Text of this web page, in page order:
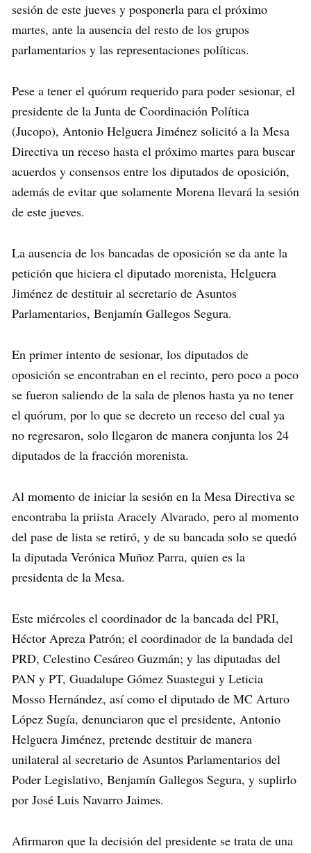
sesión de este jueves y posponerla para el próximo
martes, ante la ausencia del resto de los grupos
parlamentarios y las representaciones políticas.
Pese a tener el quórum requerido para poder sesionar, el
presidente de la Junta de Coordinación Política
(Jucopo), Antonio Helguera Jiménez solicitó a la Mesa
Directiva un receso hasta el próximo martes para buscar
acuerdos y consensos entre los diputados de oposición,
además de evitar que solamente Morena llevará la sesión
de este jueves.
La ausencia de los bancadas de oposición se da ante la
petición que hiciera el diputado morenista, Helguera
Jiménez de destituir al secretario de Asuntos
Parlamentarios, Benjamín Gallegos Segura.
En primer intento de sesionar, los diputados de
oposición se encontraban en el recinto, pero poco a poco
se fueron saliendo de la sala de plenos hasta ya no tener
el quórum, por lo que se decreto un receso del cual ya
no regresaron, solo llegaron de manera conjunta los 24
diputados de la fracción morenista.
Al momento de iniciar la sesión en la Mesa Directiva se
encontraba la priista Aracely Alvarado, pero al momento
del pase de lista se retiró, y de su bancada solo se quedó
la diputada Verónica Muñoz Parra, quien es la
presidenta de la Mesa.
Este miércoles el coordinador de la bancada del PRI,
Héctor Apreza Patrón; el coordinador de la bandada del
PRD, Celestino Cesáreo Guzmán; y las diputadas del
PAN y PT, Guadalupe Gómez Suastegui y Leticia
Mosso Hernández, así como el diputado de MC Arturo
López Sugía, denunciaron que el presidente, Antonio
Helguera Jiménez, pretende destituir de manera
unilateral al secretario de Asuntos Parlamentarios del
Poder Legislativo, Benjamín Gallegos Segura, y suplirlo
por José Luis Navarro Jaimes.
Afirmaron que la decisión del presidente se trata de una